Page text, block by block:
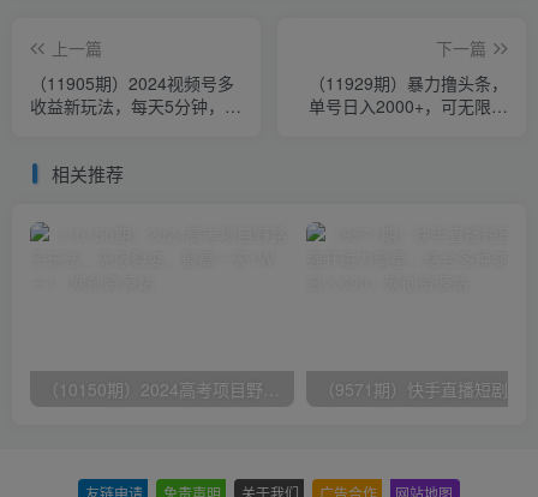
上一篇
（11905期）2024视频号多
收益新玩法，每天5分钟，月
下一篇
（11929期）暴力撸头条，
单号日入2000+，可无限扩
相关推荐
（10150期）2024高考项目野路子玩法，无限裂变，最高一天1W＋！
友链申请 免责声明 关于我们 广告合作 网站地图